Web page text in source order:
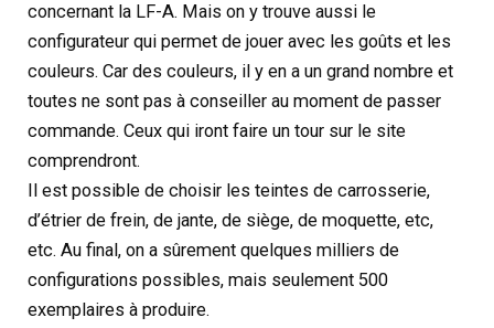
concernant la LF-A. Mais on y trouve aussi le
configurateur qui permet de jouer avec les goûts et les
couleurs. Car des couleurs, il y en a un grand nombre et
toutes ne sont pas à conseiller au moment de passer
commande. Ceux qui iront faire un tour sur le site
comprendront.
Il est possible de choisir les teintes de carrosserie,
d’étrier de frein, de jante, de siège, de moquette, etc,
etc. Au final, on a sûrement quelques milliers de
configurations possibles, mais seulement 500
exemplaires à produire.